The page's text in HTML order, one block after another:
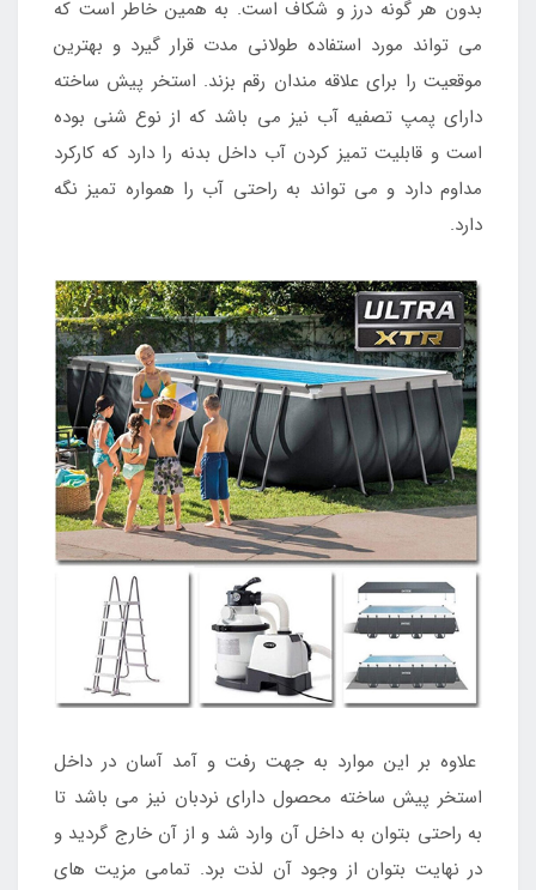
بدون هر گونه درز و شکاف است. به همین خاطر است که
می تواند مورد استفاده طولانی مدت قرار گیرد و بهترین
موقعیت را برای علاقه مندان رقم بزند. استخر پیش ساخته
دارای پمپ تصفیه آب نیز می باشد که از نوع شنی بوده
است و قابلیت تمیز کردن آب داخل بدنه را دارد که کارکرد
مداوم دارد و می تواند به راحتی آب را همواره تمیز نگه
دارد.
علاوه بر این موارد به جهت رفت و آمد آسان در داخل
استخر پیش ساخته محصول دارای نردبان نیز می باشد تا
به راحتی بتوان به داخل آن وارد شد و از آن خارج گردید و
در نهایت بتوان از وجود آن لذت برد. تمامی مزیت های